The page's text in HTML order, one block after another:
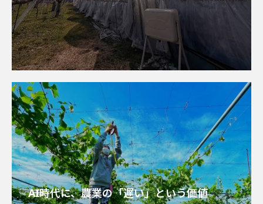
AI時代に、農業の「遅い」という価値